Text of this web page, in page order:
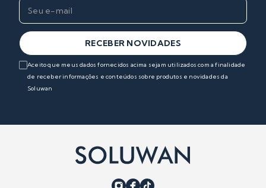
RECEBER NOVIDADES
Aceito que meus dados fornecidos acima sejam utilizados com a finalidade
de receber informações e conteúdos sobre produtos e novidades da
Soluwan